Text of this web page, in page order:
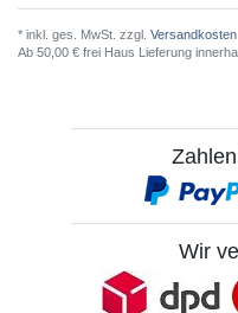
* inkl. ges. MwSt. zzgl.
Versandkosten
Ab 50,00 € frei Haus Lieferung
Zahlen
Wir